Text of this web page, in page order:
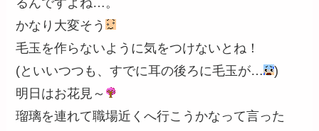
るんですよね…。
かなり大変そう
毛玉を作らないように気をつけないとね！
(といいつつも、すでに耳の後ろに毛玉が…
)
明日はお花見～
瑠璃を連れて職場近くへ行こうかなって言った